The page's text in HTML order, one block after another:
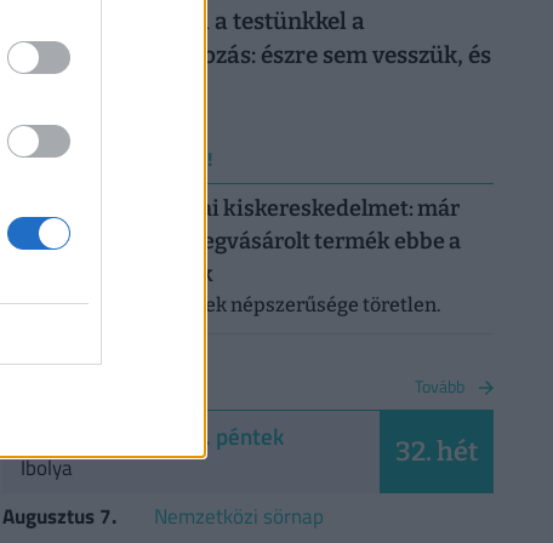
Sokkoló, mit művel a testünkkel a
mindennapi mobilozás: észre sem vesszük, és
ERRŐL NE MARADJ LE!
Letarolták az európai kiskereskedelmet: már
minden második megvásárolt termék ebbe a
kategóriába tartozik
A saját márkás termékek népszerűsége töretlen.
Tovább
2026. augusztus 7. péntek
Ibolya 32. hét
Augusztus 7. Nemzetközi sörnap